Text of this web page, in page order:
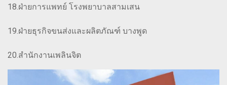
18.ฝ่ายการแพทย์ โรงพยาบาลสามเสน
19.ฝ่ายธุรกิจขนส่งและผลิตภัณฑ์ บางพูด
20.สำนักงานเพลินจิต